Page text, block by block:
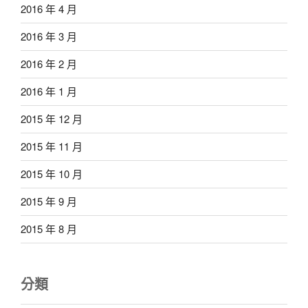
2016 年 4 月
2016 年 3 月
2016 年 2 月
2016 年 1 月
2015 年 12 月
2015 年 11 月
2015 年 10 月
2015 年 9 月
2015 年 8 月
分類